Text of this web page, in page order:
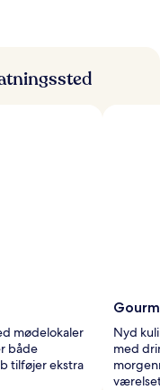
mødelokaler
både
tilføjer ekstra
Nyd
med